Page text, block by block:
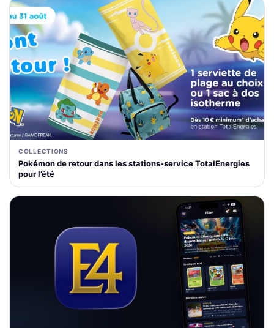
COLLECTIONS
Pokémon de retour dans les stations-service TotalEnergies
pour l’été